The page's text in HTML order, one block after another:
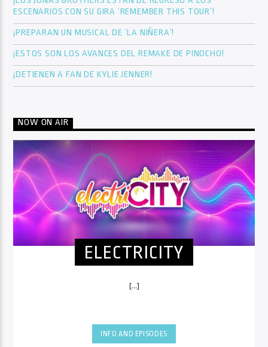
ESCENARIOS CON SU GIRA ‘REMEMBER THIS TOUR’!
¡PREPARAN UN MUSICAL DE ‘LA NIÑERA’!
¡ESTOS SON LOS AVANCES DEL REMAKE DE PINOCHO!
¡DETIENEN A FAN DE KYLIE JENNER!
NOW ON AIR
ELECTRICITY
[...]
INFO AND EPISODES